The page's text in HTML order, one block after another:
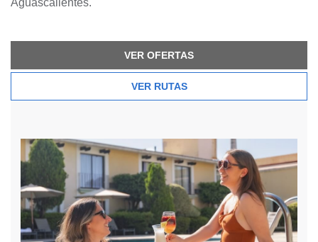
Aguascalientes.
VER OFERTAS
VER RUTAS